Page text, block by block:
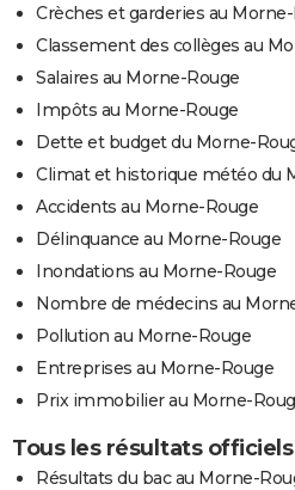
Crèches et garderies au
Classement des collèges au
Salaires au Morne-Rouge
Impôts au Morne-Rouge
Dette et budget du Morne-
Climat et historique météo du
Accidents au Morne-Rouge
Délinquance au Morne-Rouge
Inondations au Morne-Rouge
Nombre de médecins au
Pollution au Morne-Rouge
Entreprises au Morne-Rouge
Prix immobilier au Morne-
Tous les résultats
Résultats du bac au Morne-